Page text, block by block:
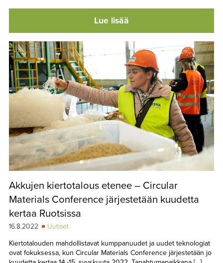
Lue lisää
Akkujen kiertotalous etenee – Circular
Materials Conference järjestetään kuudetta
kertaa Ruotsissa
16.8.2022
Uutiset
Kiertotalouden mahdollistavat kumppanuudet ja uudet teknologiat
ovat fokuksessa, kun Circular Materials Conference järjestetään jo